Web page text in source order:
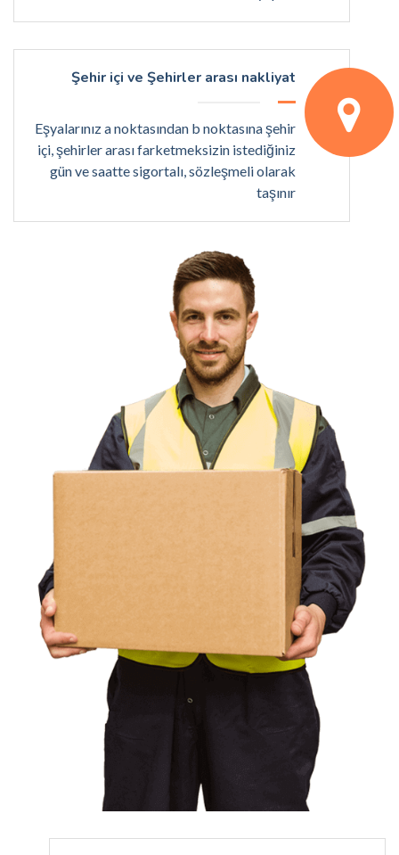
Şehir içi ve Şehirler arası nakliyat
Eşyalarınız a noktasından b noktasına şehir
içi, şehirler arası farketmeksizin istediğiniz
gün ve saatte sigortalı, sözleşmeli olarak
taşınır